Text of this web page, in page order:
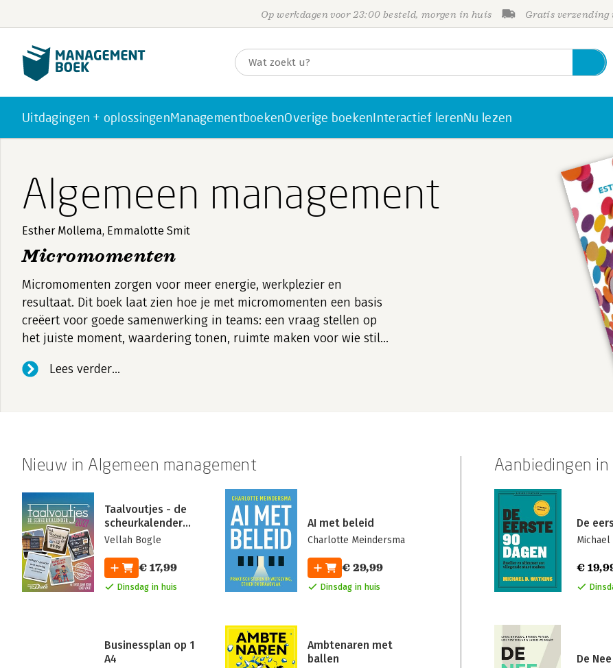
Op werkdagen voor 23:00 besteld, morgen in huis Gratis
Uitdagingen + oplossingenManagementboekenOverige boekenInteractief lerenNu lezen
Algemeen management
Esther Mollema, Emmalotte Smit
Micromomenten
Micromomenten zorgen voor meer energie, werkplezier en
resultaat. Dit boek laat zien hoe je met micromomenten een basis
creëert voor goede samenwerking in teams: een vraag stellen op
het juiste moment, waardering tonen, ruimte maken voor wie stil
Lees verder...
Nieuw in Algemeen management
Taalvoutjes - de
scheurkalender
2027
Vellah Bogle
€ 17,99
Dinsdag in huis
AI met beleid
Charlotte Meindersma
€ 29,99
Dinsdag in huis
Businessplan op 1
A4
Ambtenaren met
ballen
Aanbiedingen
De
Michael
€
De